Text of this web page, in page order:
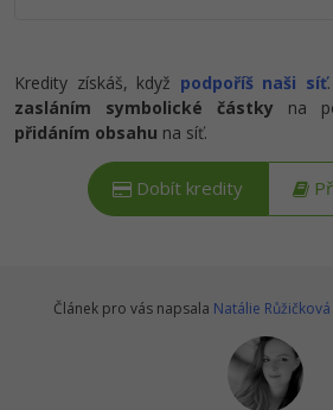
Kredity získáš, když podpoříš naši síť
zasláním symbolické částky na
přidáním obsahu na síť.
Dobít kredity
Článek pro vás napsala Natálie Růžičková